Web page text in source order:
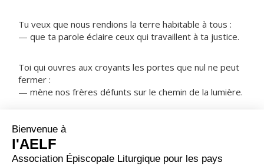
Tu veux que nous rendions la terre habitable à tous :
— que ta parole éclaire ceux qui travaillent à ta justice.
Toi qui ouvres aux croyants les portes que nul ne peut
fermer :
— mène nos frères défunts sur le chemin de la lumière.
NOTRE PÈRE
ORAISON